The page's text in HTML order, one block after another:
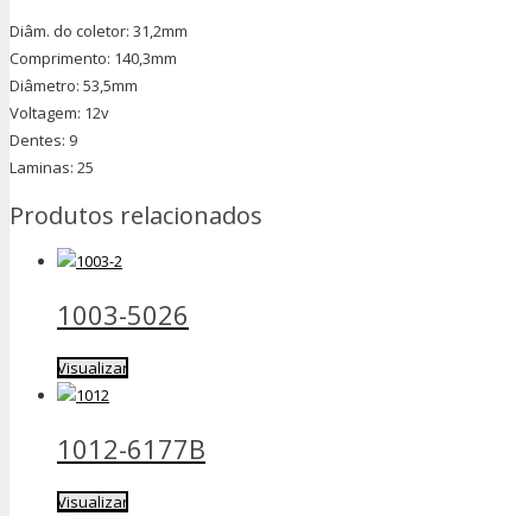
Diâm. do coletor: 31,2mm
Comprimento: 140,3mm
Diâmetro: 53,5mm
Voltagem: 12v
Dentes: 9
Laminas: 25
Produtos relacionados
1003-5026
Visualizar
1012-6177B
Visualizar